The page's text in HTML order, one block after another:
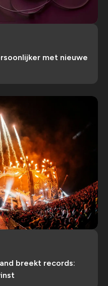
met nieuwe
breekt records: